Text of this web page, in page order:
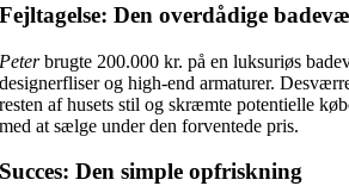
Fejltagelse: Den overdådige
Peterbrugte 200.000 kr. på en luksuriøs
designerfliser og high-end armaturer.
resten af husets stil og skræmte potentielle
med at sælge under den forventede pris.
Succes: Den simple opfriskning